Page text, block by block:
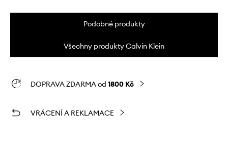
Podobné produkty
Všechny produkty Calvin Klein
DOPRAVA ZDARMA od 1800 Kč
VRÁCENÍ A REKLAMACE